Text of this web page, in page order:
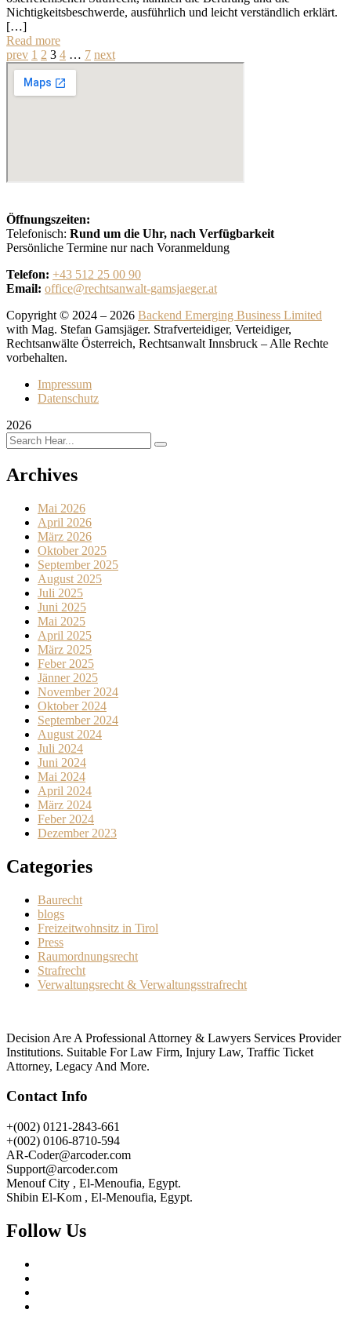
Nichtigkeitsbeschwerde, ausführlich und leicht verständlich erklärt.
[…]
Read more
prev 1 2 3 4 … 7 next
Öffnungszeiten:
Telefonisch: Rund um die Uhr, nach Verfügbarkeit
Persönliche Termine nur nach Voranmeldung
Telefon: +43 512 25 00 90
Email: office@rechtsanwalt-gamsjaeger.at
Copyright © 2024 – 2026 Backend Emerging Business Limited
with Mag. Stefan Gamsjäger. Strafverteidiger, Verteidiger,
Rechtsanwälte Österreich, Rechtsanwalt Innsbruck – Alle Rechte
vorbehalten.
Impressum
Datenschutz
2026
Archives
Mai 2026
April 2026
März 2026
Oktober 2025
September 2025
August 2025
Juli 2025
Juni 2025
Mai 2025
April 2025
März 2025
Feber 2025
Jänner 2025
November 2024
Oktober 2024
September 2024
August 2024
Juli 2024
Juni 2024
Mai 2024
April 2024
März 2024
Feber 2024
Dezember 2023
Categories
Baurecht
blogs
Freizeitwohnsitz in Tirol
Press
Raumordnungsrecht
Strafrecht
Verwaltungsrecht & Verwaltungsstrafrecht
Decision Are A Professional Attorney & Lawyers Services Provider
Institutions. Suitable For Law Firm, Injury Law, Traffic Ticket
Attorney, Legacy And More.
Contact Info
+(002) 0121-2843-661
+(002) 0106-8710-594
AR-Coder@arcoder.com
Support@arcoder.com
Menouf City , El-Menoufia, Egypt.
Shibin El-Kom , El-Menoufia, Egypt.
Follow Us